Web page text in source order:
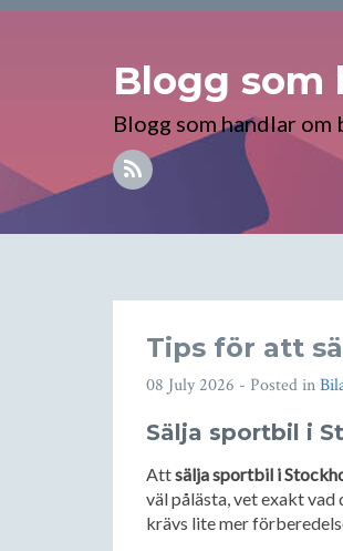
Blogg som
Blogg som handlar
Tips för att
08 July 2026 - Posted in
Sälja sportbil i
Attsälja sportbil i
väl pålästa, vet exakt
krävs lite mer